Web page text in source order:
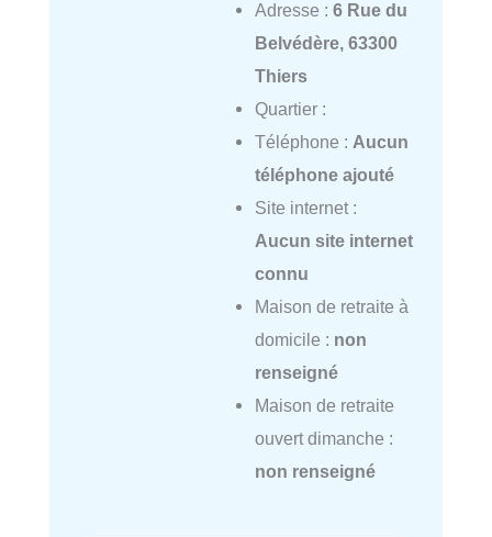
Adresse : 6 Rue du
Belvédère, 63300
Thiers
Quartier :
Téléphone : Aucun
téléphone ajouté
Site internet :
Aucun site internet
connu
Maison de retraite à
domicile : non
renseigné
Maison de retraite
ouvert dimanche :
non renseigné